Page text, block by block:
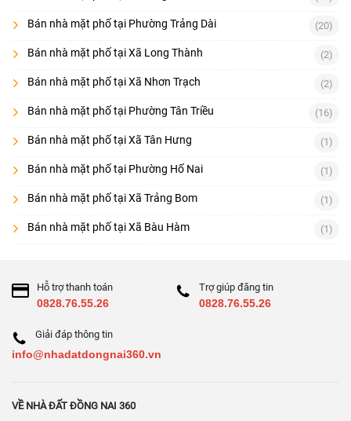
Bán nhà mặt phố tại Phường Trảng Dài (20)
Bán nhà mặt phố tại Xã Long Thành (2)
Bán nhà mặt phố tại Xã Nhơn Trạch (2)
Bán nhà mặt phố tại Phường Tân Triều (16)
Bán nhà mặt phố tại Xã Tân Hưng (1)
Bán nhà mặt phố tại Phường Hố Nai (1)
Bán nhà mặt phố tại Xã Trảng Bom (1)
Bán nhà mặt phố tại Xã Bàu Hàm (1)
Hỗ trợ thanh toán
0828.76.55.26
Trợ giúp đăng tin
0828.76.55.26
Giải đáp thông tin
info@nhadatdongnai360.vn
VỀ NHÀ ĐẤT ĐỒNG NAI 360